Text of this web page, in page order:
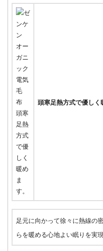
頭寒足熱方式で優しく
足元に向かって徐々に熱線の
らを暖める心地よい眠りを実現